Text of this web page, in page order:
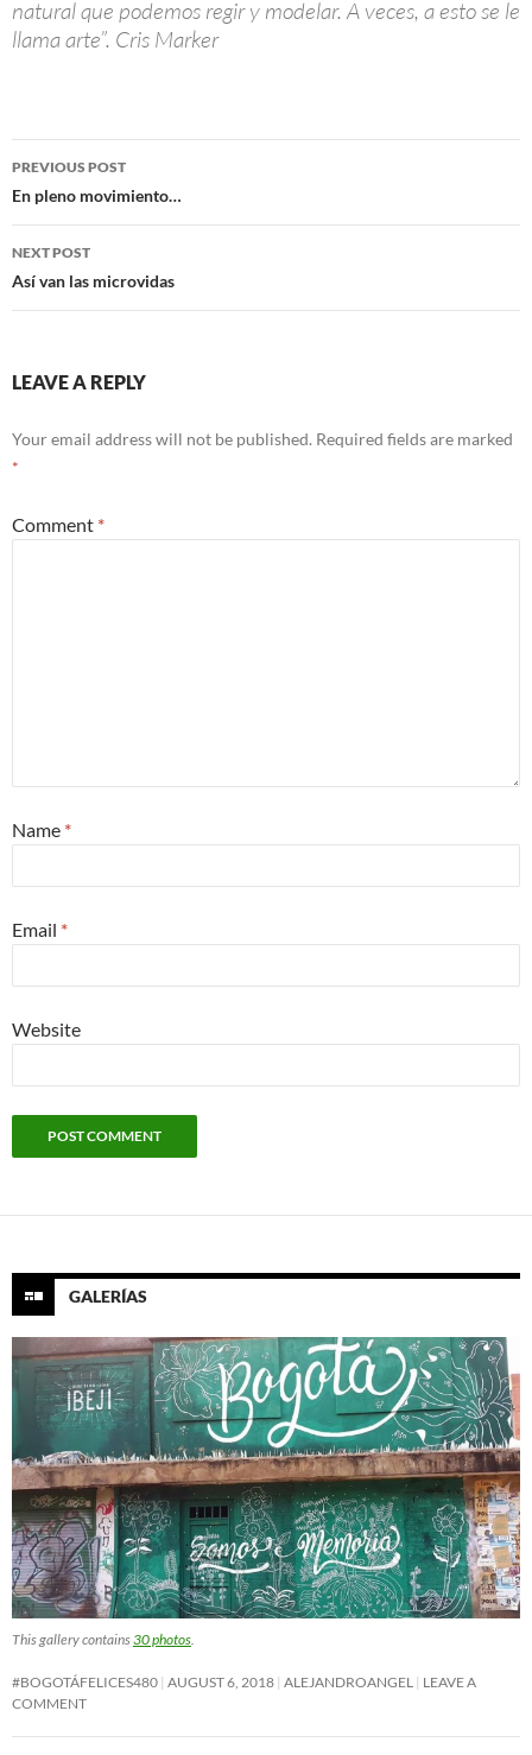
natural que podemos regir y modelar. A veces, a esto se le
llama arte”. Cris Marker
Post
navigation
PREVIOUS POST
En pleno movimiento…
NEXT POST
Así van las microvidas
LEAVE A REPLY
Your email address will not be published. Required fields are marked
*
Comment *
Name *
Email *
Website
GALERÍAS
This gallery contains30 photos
#BOGOTÁFELICES480 AUGUST 6, 2018 ALEJANDROANGEL
LEAVE A
COMMENT